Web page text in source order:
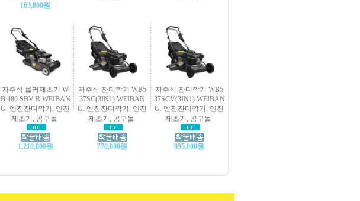
163,800원
자주식 롤러제초기 W
B 486 SBV-R WEIBAN
G. 엔진잔디깍기, 엔진
제초기, 공구몰
1,210,000원
자주식 잔디깍기 WB5
37SC(3IN1) WEIBAN
G. 엔진잔디깍기, 엔진
제초기, 공구몰
770,000원
자주식 잔디깍기 WB5
37SCV(3IN1) WEIBAN
G. 엔진잔디깍기, 엔진
제초기, 공구몰
935,000원